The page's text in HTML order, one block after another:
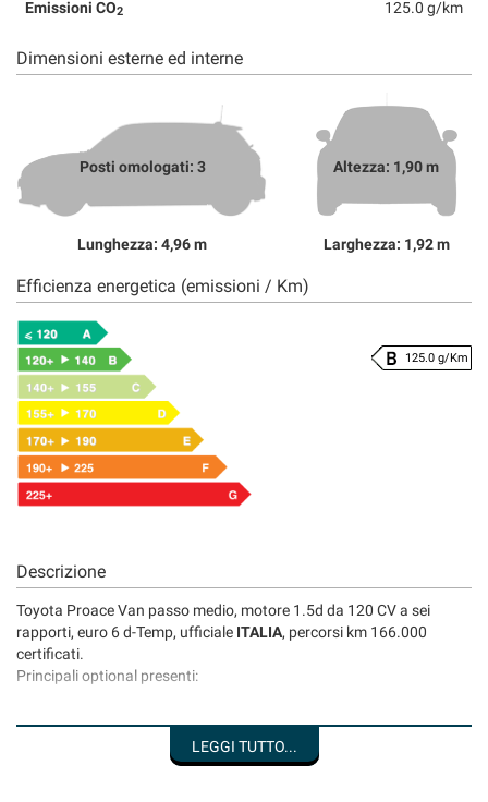
Emissioni CO2 125.0 g/km
Dimensioni esterne ed interne
Posti omologati: 3
Lunghezza: 4,96 m
Altezza: 1,90 m
Larghezza: 1,92 m
Efficienza energetica (emissioni / Km)
125.0 g/Km
Descrizione
Toyota Proace Van passo medio, motore 1.5d da 120 CV a sei
rapporti, euro 6 d-Temp, ufficiale ITALIA, percorsi km 166.000
certificati.
Principali optional presenti:
Climatizzatore
Sensori parcheggio posteriori
LEGGI TUTTO...